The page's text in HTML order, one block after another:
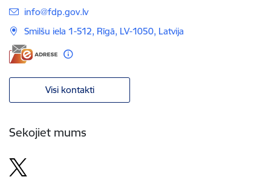
E-pasts:
info@fdp.gov.lv
Smilšu iela 1-512, Rīgā, LV-1050, Latvija
Visi kontakti
Sekojiet mums